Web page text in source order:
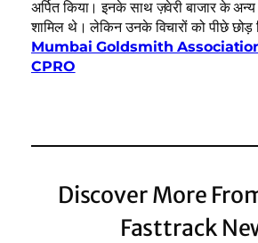
अर्पित किया। इनके साथ ज़वेरी बाजार के अन्य
शामिल थे। लेकिन उनके विचारों को पीछे छोड़
Mumbai Goldsmith
CPRO
Discover More
Fasttrack